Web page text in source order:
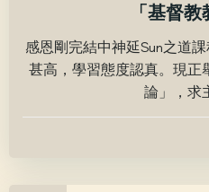
「基督教
感恩剛完結中神延Sun之道
甚高，學習態度認真。現正
論」，求